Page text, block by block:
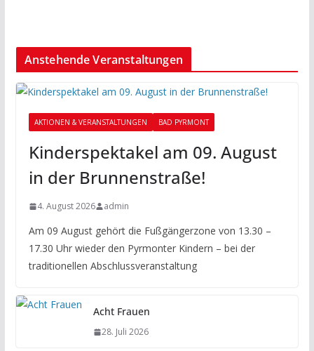
Anstehende Veranstaltungen
AKTIONEN & VERANSTALTUNGEN BAD PYRMONT
Kinderspektakel am 09. August
in der Brunnenstraße!
4. August 2026 admin
Am 09 August gehört die Fußgängerzone von 13.30 –
17.30 Uhr wieder den Pyrmonter Kindern – bei der
traditionellen Abschlussveranstaltung
Acht Frauen
28. Juli 2026